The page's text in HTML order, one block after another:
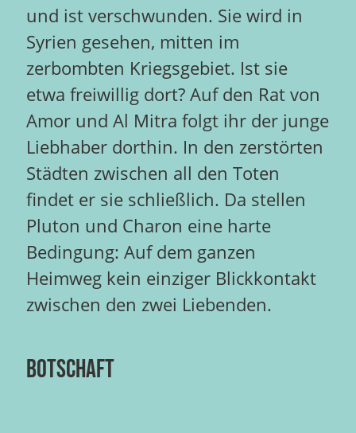
und ist verschwunden. Sie wird in
Syrien gesehen, mitten im
zerbombten Kriegsgebiet. Ist sie
etwa freiwillig dort? Auf den Rat von
Amor und Al Mitra folgt ihr der junge
Liebhaber dorthin. In den zerstörten
Städten zwischen all den Toten
findet er sie schließlich. Da stellen
Pluton und Charon eine harte
Bedingung: Auf dem ganzen
Heimweg kein einziger Blickkontakt
zwischen den zwei Liebenden.
BOTSCHAFT